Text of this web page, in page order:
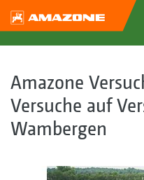
Amazone
Versuche auf
Wambergen